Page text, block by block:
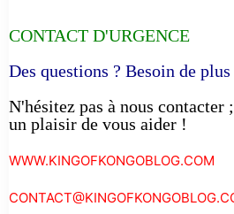
CONTACT D'URGENCE
Des questions ? Besoin de
N'hésitez pas à nous contacter
un plaisir de vous aider !
WWW.KINGOFKONGOBLOG.COM